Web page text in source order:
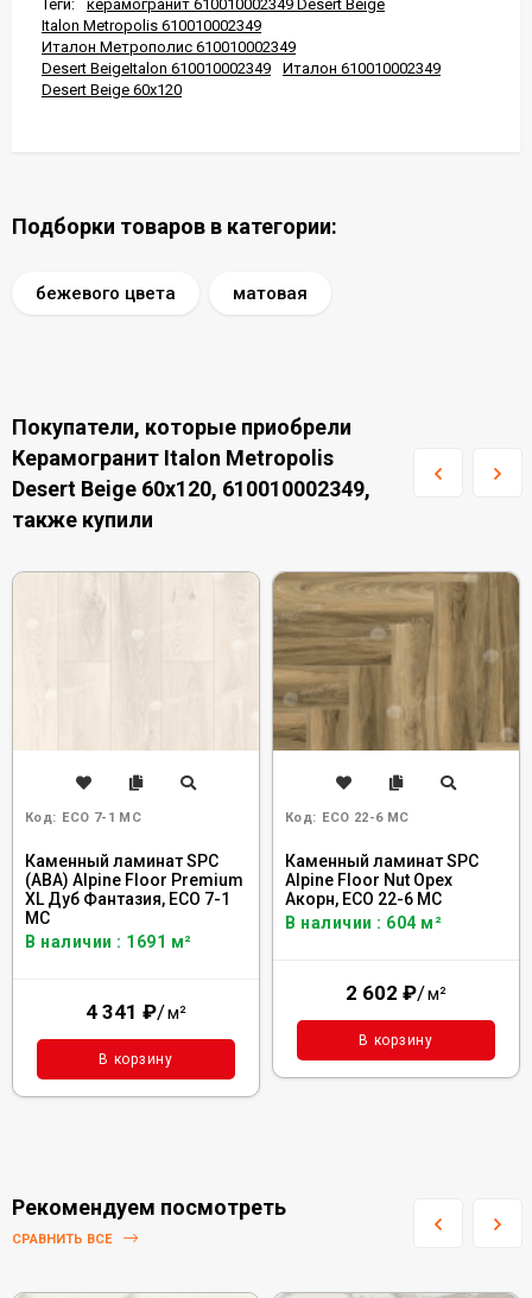
Теги:
керамогранит 610010002349 Desert Beige
Italon Metropolis 610010002349
Италон Метрополис 610010002349
Desert BeigeItalon 610010002349
Италон 610010002349
Desert Beige 60x120
Подборки товаров в категории:
бежевого цвета матовая
Покупатели, которые приобрели
Керамогранит Italon Metropolis
Desert Beige 60x120, 610010002349,
также купили
Код: ECO 7-1 MC
Каменный ламинат SPC
(ABA) Alpine Floor Premium
XL Дуб Фантазия, ECO 7-1
MC
В наличии : 1691 м²
4 341 ₽/м²
В корзину
Код: ECO 22-6 MC
Каменный ламинат SPC
Alpine Floor Nut Орех
Акорн, ECO 22-6 MC
В наличии : 604 м²
2 602 ₽/м²
В корзину
Рекомендуем посмотреть
СРАВНИТЬ ВСЕ